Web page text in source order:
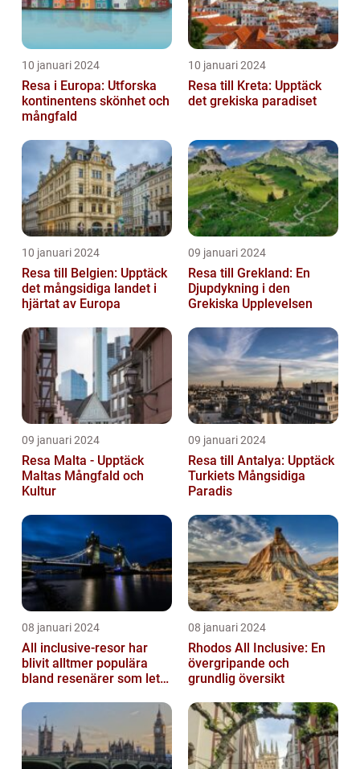
10 januari 2024
Resa i Europa: Utforska
kontinentens skönhet och
mångfald
10 januari 2024
Resa till Kreta: Upptäck
det grekiska paradiset
10 januari 2024
Resa till Belgien: Upptäck
det mångsidiga landet i
hjärtat av Europa
09 januari 2024
Resa till Grekland: En
Djupdykning i den
Grekiska Upplevelsen
09 januari 2024
Resa Malta - Upptäck
Maltas Mångfald och
Kultur
09 januari 2024
Resa till Antalya: Upptäck
Turkiets Mångsidiga
Paradis
08 januari 2024
All inclusive-resor har
blivit alltmer populära
bland resenärer som letar
omtä...
08 januari 2024
Rhodos All Inclusive: En
övergripande och
grundlig översikt